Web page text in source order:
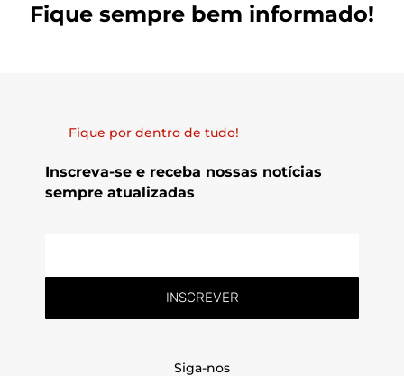
Fique sempre bem informado!
Fique por dentro de tudo!
Inscreva-se e receba nossas notícias
sempre atualizadas
INSCREVER
Siga-nos